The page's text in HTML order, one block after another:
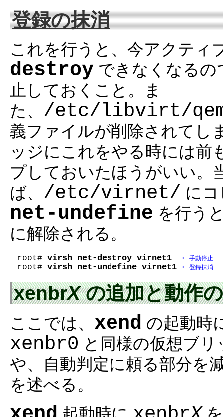
登録の抹消
これを行うと、今アクティ
destroy できなくなるの
止しておくこと。ま
た、 /etc/libvirt/
義ファイルが削除されてし
ッジにこれをやる時には前
プしておいたほうがいい。
ば、 /etc/virnet/ に
net-undefine を行う
に解除される。
root# virsh net-destroy virnet1 <--手動停止
root# virsh net-undefine virnet1 <--登録抹消
xenbrXの追加と動作
ここでは、 xend の起動時
xenbr0 と同様の仮想ブ
や、自動判定に頼る部分を
を述べる。